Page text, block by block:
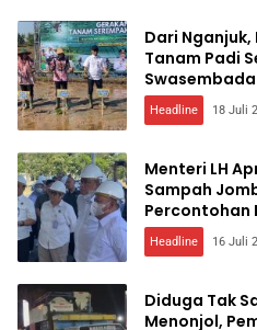
Dari
Tanam Padi
Headline 18 Juli
Menteri LH
Sampah
Percontohan
Headline 16 Juli
Diduga Tak
Menonjol,